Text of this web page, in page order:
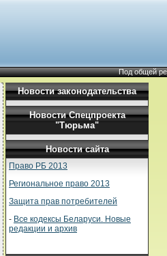
Под общей
Новости законодательства
Новости Спецпроекта
"Тюрьма"
Новости сайта
Право РБ 2013
Региональное право 2013
Защита прав потребителей
- Все кодексы Беларуси. Новые
редакции и архив